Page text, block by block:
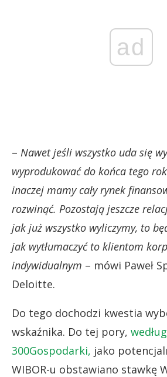
ad
– Nawet jeśli wszystko uda się
wyprodukować do końca tego
inaczej mamy cały rynek
rozwinąć. Pozostają jeszcze
jak już wszystko wyliczymy, to
jak wytłumaczyć to klientom
indywidualnym – mówi Paweł
Deloitte.
Do tego dochodzi kwestia
wskaźnika. Do tej pory,
300Gospodarki, jako
WIBOR-u obstawiano stawkę